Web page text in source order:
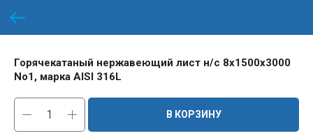
Горячекатаный нержавеющий лист н/с 8х1500х3000
No1, марка AISI 316L
В КОРЗИНУ